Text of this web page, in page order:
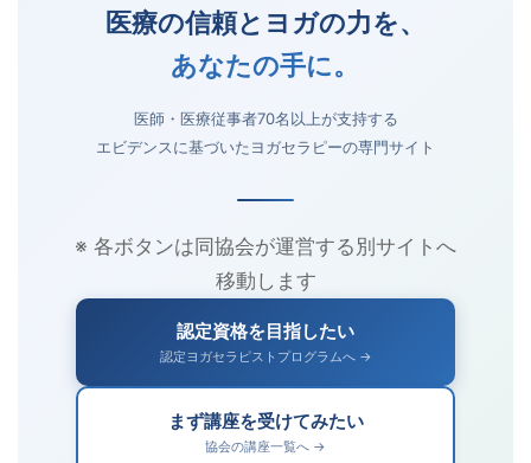
医療の信頼とヨガの力を、
あなたの手に。
医師・医療従事者70名以上が支持する
エビデンスに基づいたヨガセラピーの専門サイト
※ 各ボタンは同協会が運営する別サイトへ
移動します
認定資格を目指したい
認定ヨガセラピストプログラムへ →
まず講座を受けてみたい
協会の講座一覧へ →